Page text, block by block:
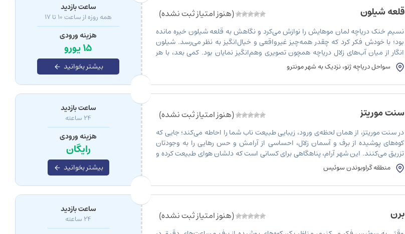
قلعه شیلون (هنوز امتیاز ثبت نشده)
نسیم خنک دریاچه لمان موهایش را نوازش می‌کرد و نگاهش به قلعه شیلون خیره مانده
بود؛ با خودش فکر کرد که چقدر همه‌چیز غیرواقعی و خیال‌انگیز به نظر می‌رسد. شیلون
انگار از میان آب‌های زلال دریاچه همچون تصویری وهم‌انگیز نمایان بود. کمی بعد، با هر
قدمی که به این بنای باشکوه نزدیک‌تر می‌شد، عظمت دیوارها […]
سواحل دریاچه ژنو، نزدیک به شهر مونترو
ساعت بازدید
همه روزه از ساعت 10 تا 17
هزینه ورودی
15 یورو
بیشتر بخوانید
سنت موریتز (هنوز امتیاز ثبت نشده)
در سنت موریتز، از همان لحظه‌ی ورود، زیبایی طبیعت ناب شما را احاطه می‌کند؛ جایی که
کوه‌های پوشیده از برف و آسمان زلال، احساسی از آرامش و حس رهایی را به وجودتان
تزریق می‌کنند. این شهر آرام، پناهگاهی برای کسانی است که دلشان هوای طبیعت کرده و
از سروصدا و شلوغی‌های زندگی روزمره خسته‌اند. بعد […]
منطقه گراوبوندن سوئیس
ساعت بازدید
24 ساعته
هزینه ورودی
رایگان
بیشتر بخوانید
برن (هنوز امتیاز ثبت نشده) ساعت بازدید
24 ساعته